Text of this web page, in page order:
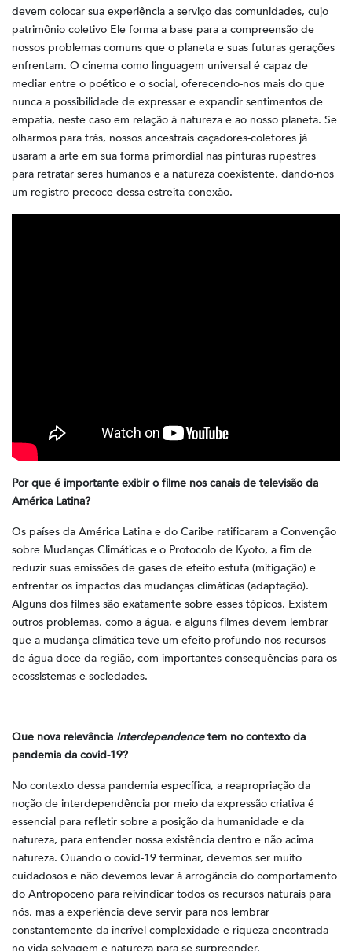
devem colocar sua experiência a serviço das comunidades, cujo
patrimônio coletivo Ele forma a base para a compreensão de
nossos problemas comuns que o planeta e suas futuras gerações
enfrentam. O cinema como linguagem universal é capaz de
mediar entre o poético e o social, oferecendo-nos mais do que
nunca a possibilidade de expressar e expandir sentimentos de
empatia, neste caso em relação à natureza e ao nosso planeta. Se
olharmos para trás, nossos ancestrais caçadores-coletores já
usaram a arte em sua forma primordial nas pinturas rupestres
para retratar seres humanos e a natureza coexistente, dando-nos
um registro precoce dessa estreita conexão.
Por que é importante exibir o filme nos canais de televisão da
América Latina?
Os países da América Latina e do Caribe ratificaram a Convenção
sobre Mudanças Climáticas e o Protocolo de Kyoto, a fim de
reduzir suas emissões de gases de efeito estufa (mitigação) e
enfrentar os impactos das mudanças climáticas (adaptação).
Alguns dos filmes são exatamente sobre esses tópicos. Existem
outros problemas, como a água, e alguns filmes devem lembrar
que a mudança climática teve um efeito profundo nos recursos
de água doce da região, com importantes consequências para os
ecossistemas e sociedades.
Que nova relevância Interdependencetem no contexto da
pandemia da covid-19?
No contexto dessa pandemia específica, a reapropriação da
noção de interdependência por meio da expressão criativa é
essencial para refletir sobre a posição da humanidade e da
natureza, para entender nossa existência dentro e não acima
natureza. Quando o covid-19 terminar, devemos ser muito
cuidadosos e não devemos levar à arrogância do comportamento
do Antropoceno para reivindicar todos os recursos naturais para
nós, mas a experiência deve servir para nos lembrar
constantemente da incrível complexidade e riqueza encontrada